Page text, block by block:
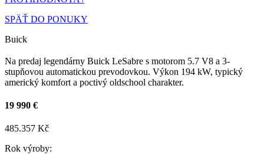
SPÄŤ DO PONUKY
Buick
Na predaj legendárny Buick LeSabre s motorom 5.7 V8 a 3-
stupňovou automatickou prevodovkou. Výkon 194 kW, typický
americký komfort a poctivý oldschool charakter.
19 990 €
485.357 Kč
Rok výroby: